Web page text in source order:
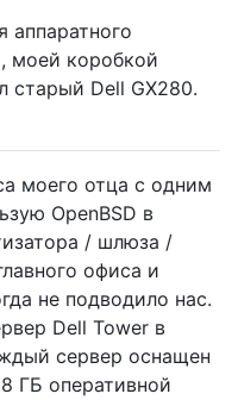
аппаратного
моей коробкой
старый Dell GX280.
моего отца с одним
OpenBSD в
/ шлюза /
офиса и
не подводило нас.
Dell Tower в
сервер оснащен
ГБ оперативной